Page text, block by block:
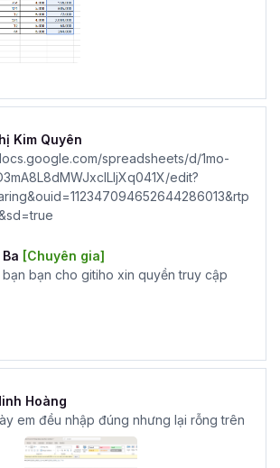
Kim Quyên
spreadsheets/d/1mo-
edit?
[Chuyên gia]
bạn bạn cho gitiho xin quyền truy cập
Hoàng
em đều nhập đúng nhưng lại rỗng trên